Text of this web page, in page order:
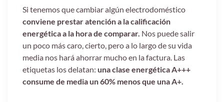
Si tenemos que cambiar algún electrodoméstico
conviene prestar atención a la calificación
energética a la hora de comparar. Nos puede salir
un poco más caro, cierto, pero a lo largo de su vida
media nos hará ahorrar mucho en la factura. Las
etiquetas los delatan: una clase energética A+++
consume de media un 60% menos que una A+.